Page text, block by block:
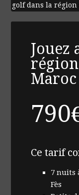
golf dans la région
Jouez
région
Maroc
Ce tarif
7 nuits
Fès